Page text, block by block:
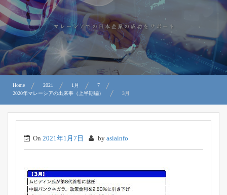
プライバシーポリシー及び著作権について
お問合せ
Home 2021 1月
7
2020年マレーシアの出来事（上半期編）
3月
On 2021年1月7日 by asiainfo